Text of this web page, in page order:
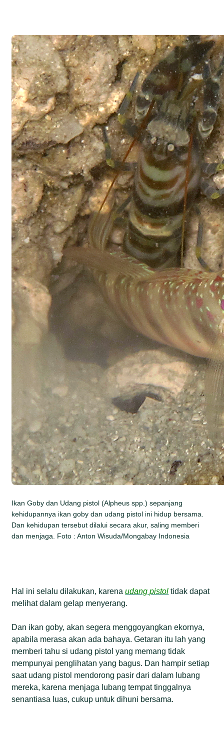
Ikan Goby dan Udang pistol (Alpheus spp.) sepanjang
kehidupannya ikan goby dan udang pistol ini hidup bersama.
Dan kehidupan tersebut dilalui secara akur, saling memberi
dan menjaga. Foto : Anton Wisuda/Mongabay Indonesia
Hal ini selalu dilakukan, karenaudang pistol tidak dapat
melihat dalam gelap menyerang.
Dan ikan goby, akan segera menggoyangkan ekornya,
apabila merasa akan ada bahaya. Getaran itu lah yang
memberi tahu si udang pistol yang memang tidak
mempunyai penglihatan yang bagus. Dan hampir setiap
saat udang pistol mendorong pasir dari dalam lubang
mereka, karena menjaga lubang tempat tinggalnya
senantiasa luas, cukup untuk dihuni bersama.